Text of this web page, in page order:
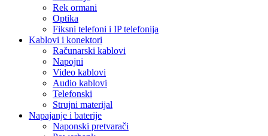
Rek ormani
Optika
Fiksni telefoni i IP telefonija
Kablovi i konektori
Računarski kablovi
Napojni
Video kablovi
Audio kablovi
Telefonski
Strujni materijal
Napajanje i baterije
Naponski pretvarači